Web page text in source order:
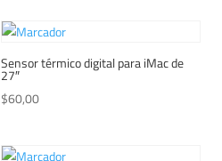
Sensor térmico digital para iMac de
27″
$60,00